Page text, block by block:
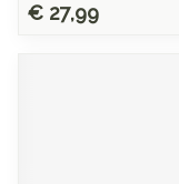
€ 27,99